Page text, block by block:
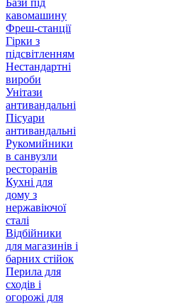
Бази під
кавомашину
Фреш-станції
Гірки з
підсвітленням
Нестандартні
вироби
Унітази
антивандальні
Пісуари
антивандальні
Рукомийники
в санвузли
ресторанів
Кухні для
дому з
нержавіючої
сталі
Відбійники
для магазинів і
барних стійок
Перила для
сходів і
огорожі для